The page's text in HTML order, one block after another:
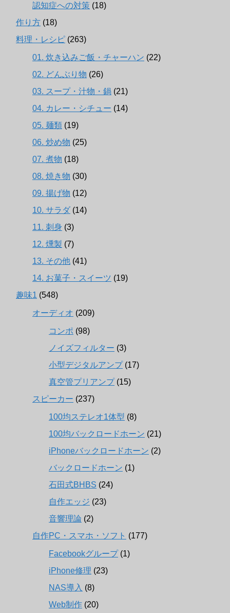
認知症への対策 (18)
作り方 (18)
料理・レシピ (263)
01. 炊き込みご飯・チャーハン (22)
02. どんぶり物 (26)
03. スープ・汁物・鍋 (21)
04. カレー・シチュー (14)
05. 麺類 (19)
06. 炒め物 (25)
07. 煮物 (18)
08. 焼き物 (30)
09. 揚げ物 (12)
10. サラダ (14)
11. 刺身 (3)
12. 燻製 (7)
13. その他 (41)
14. お菓子・スイーツ (19)
趣味1 (548)
オーディオ (209)
コンポ (98)
ノイズフィルター (3)
小型デジタルアンプ(17)
真空管プリアンプ(15)
スピーカー (237)
100均ステレオ1体型 (8)
100均バックロードホーン (21)
iPhoneバックロードホーン (2)
バックロードホーン (1)
石田式BHBS (24)
自作エッジ (23)
音響理論 (2)
自作PC・スマホ・ソフト (177)
Facebookグループ(1)
iPhone修理 (23)
NAS導入 (8)
Web制作 (20)